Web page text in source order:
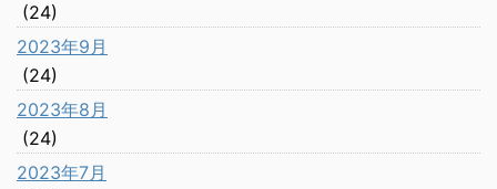
(24)
2023年9月
(24)
2023年8月
(24)
2023年7月